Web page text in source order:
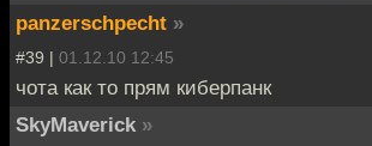
panzerschpecht »
#39 | 01.12.10 12:45
чота как то прям киберпанк
SkyMaverick »